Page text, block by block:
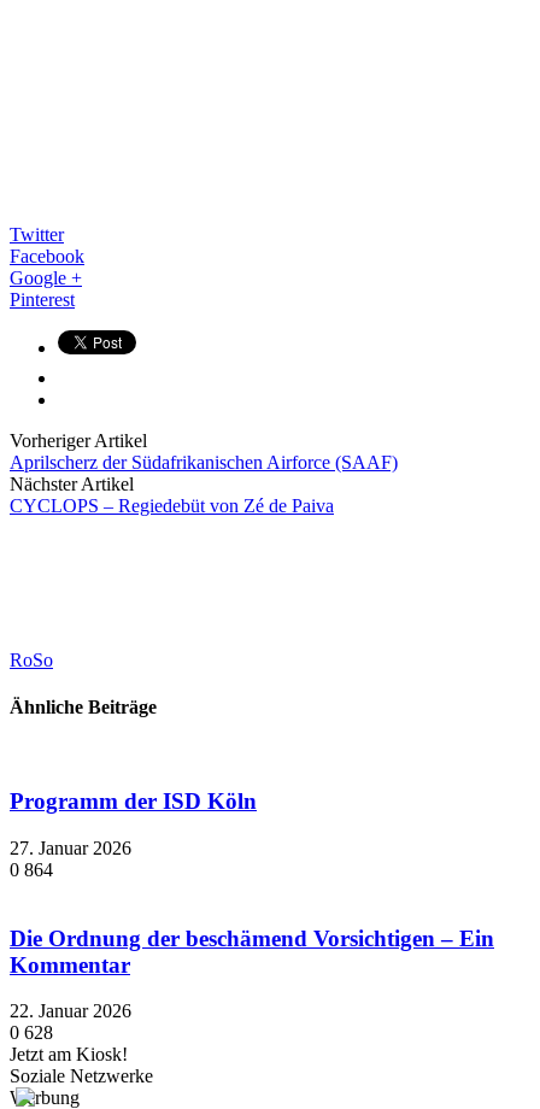
Twitter
Facebook
Google +
Pinterest
Vorheriger Artikel
Aprilscherz der Südafrikanischen Airforce (SAAF)
Nächster Artikel
CYCLOPS – Regiedebüt von Zé de Paiva
RoSo
Ähnliche Beiträge
Programm der ISD Köln
27. Januar 2026
0 864
Die Ordnung der beschämend Vorsichtigen – Ein
Kommentar
22. Januar 2026
0 628
Jetzt am Kiosk!
Soziale Netzwerke
Werbung